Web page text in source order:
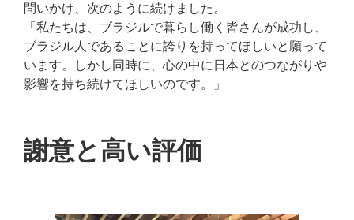
問いかけ、次のように続けました。
「私たちは、ブラジルで暮らし働く皆さんが成功し、
ブラジル人であることに誇りを持ってほしいと願って
います。しかし同時に、心の中に日本とのつながりや
影響を持ち続けてほしいのです。」
謝意と高い評価